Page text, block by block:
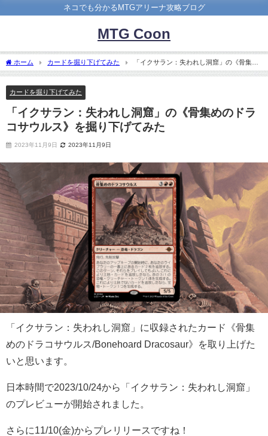
ネコでも分かるMTGアリーナ攻略ブログ
MTG Coon
ホーム カードを掘り下げてみた
「イクサラン：失われし洞窟」の《骨集め
のドラコサウルス》を掘り下げてみた
カードを掘り下げてみた
「イクサラン：失われし洞窟」の《骨集めのドラ
コサウルス》を掘り下げてみた
2023年11月9日 2023年11月9日
「イクサラン：失われし洞窟」に収録されたカード《骨集
めのドラコサウルス/Bonehoard Dracosaur》を取り上げた
いと思います。
日本時間で2023/10/24から「イクサラン：失われし洞窟」
のプレビューが開始されました。
さらに11/10(金)からプレリリースですね！